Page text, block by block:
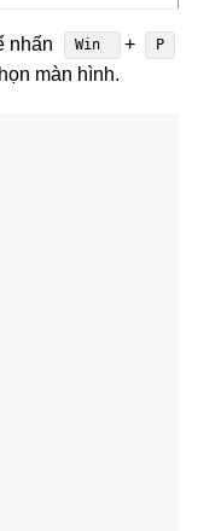
nhấn Win + P
màn hình.